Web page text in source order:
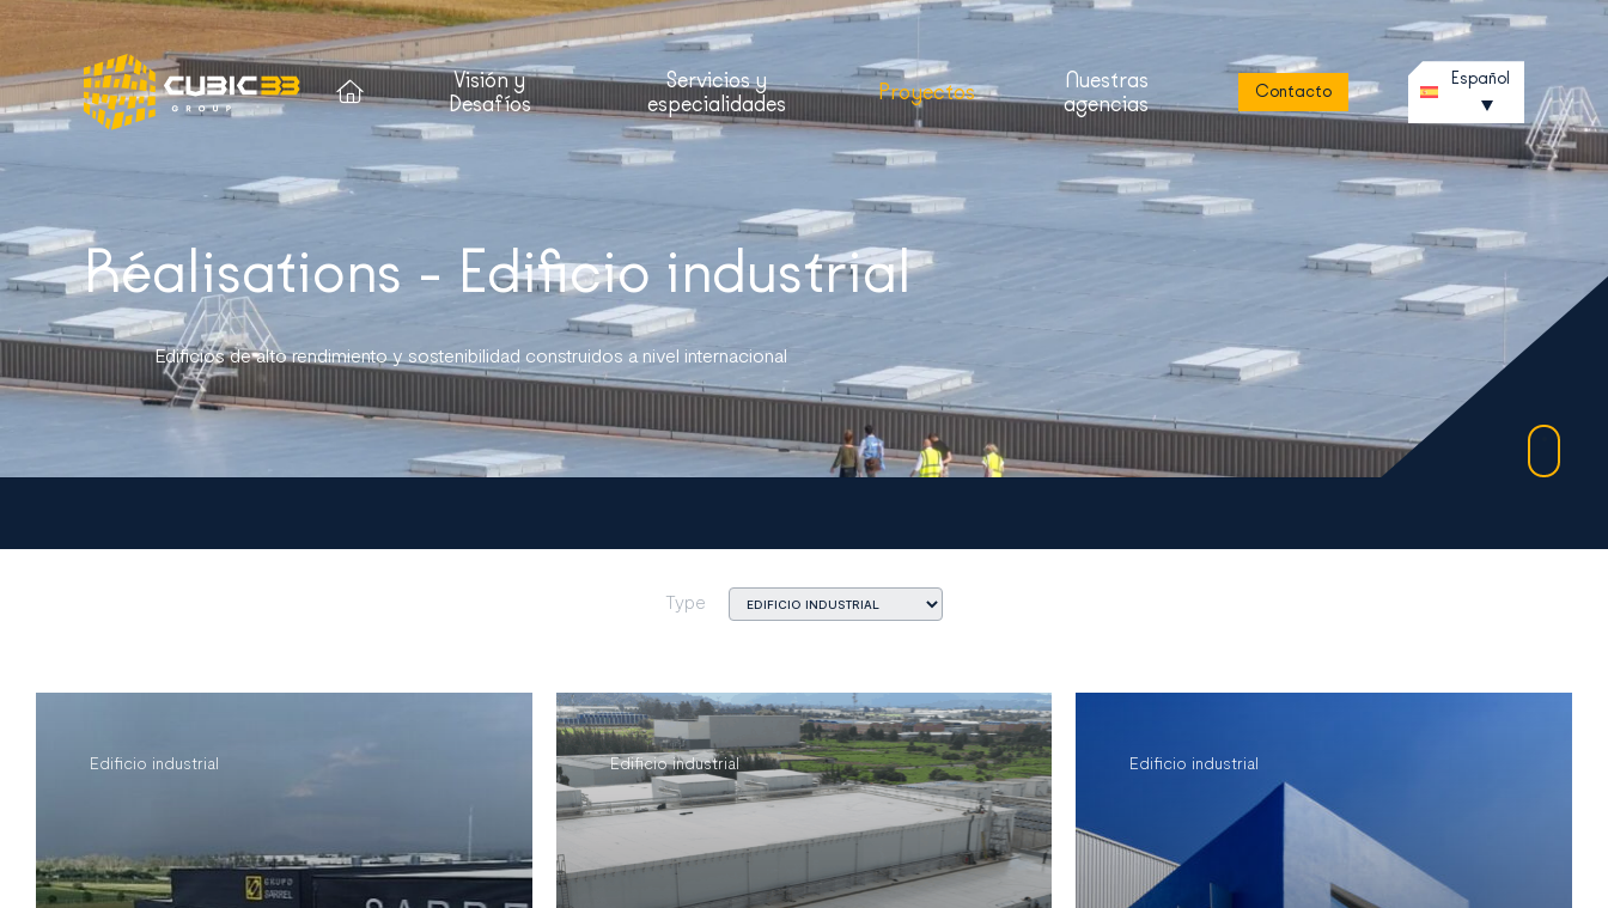
Visión y
Desafíos
Servicios y
especialidades
Proyectos
Nuestras
agencias
Contacto
Español
Réalisations - Edificio industrial
Edificios de alto rendimiento y sostenibilidad construidos a nivel internacional
Type
Edificio industrial Edificio industrial Edificio industrial